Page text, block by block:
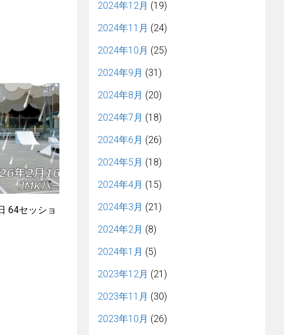
64セッショ
2024年12月 (19)
2024年11月 (24)
2024年10月 (25)
2024年9月 (31)
2024年8月 (20)
2024年7月 (18)
2024年6月 (26)
2024年5月 (18)
2024年4月 (15)
2024年3月 (21)
2024年2月 (8)
2024年1月 (5)
2023年12月 (21)
2023年11月 (30)
2023年10月 (26)